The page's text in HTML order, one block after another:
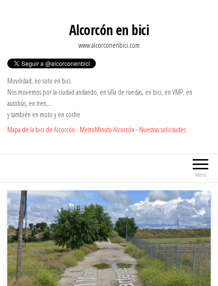
Alcorcón en bici
www.alcorconenbici.com
Movilidad, no solo en bici.
Nos movemos por la ciudad andando, en silla de ruedas, en bici, en VMP, en
autobús, en tren,…
y también en moto y en coche
Mapa de la bici de Alcorcón - MetroMinuto Alcorcón - Nuestras solicitudes
Menú